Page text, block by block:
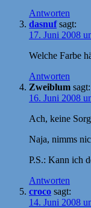
Antworten
dasnuf sagt:
17. Juni 2008
Welche Farbe
Antworten
Zweiblum sagt:
16. Juni 2008
Ach, keine
Naja, nimms
P.S.: Kann ich
Antworten
croco sagt:
14. Juni 2008